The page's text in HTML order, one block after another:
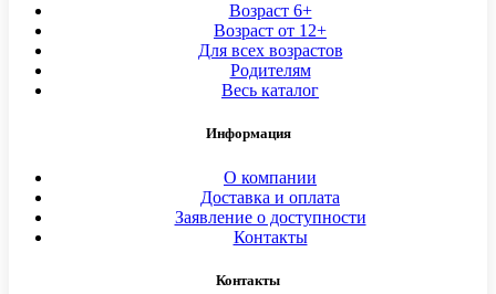
Возраст 6+
Возраст от 12+
Для всех возрастов
Родителям
Весь каталог
Информация
О компании
Доставка и оплата
Заявление о доступности
Контакты
Контакты